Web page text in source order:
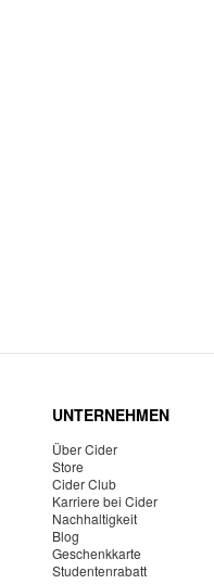
UNTERNEHMEN
Über Cider
Store
Cider Club
Karriere bei Cider
Nachhaltigkeit
Blog
Geschenkkarte
Studentenrabatt